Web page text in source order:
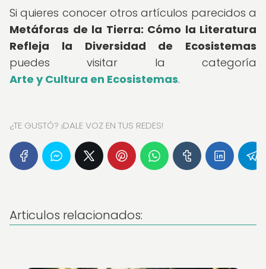
Si quieres conocer otros artículos parecidos a
Metáforas de la Tierra: Cómo la Literatura
Refleja la Diversidad de Ecosistemas
puedes visitar la categoría
Arte y Cultura en Ecosistemas.
¿TE GUSTÓ? ¡DALE VOZ EN TUS REDES!
Articulos relacionados: